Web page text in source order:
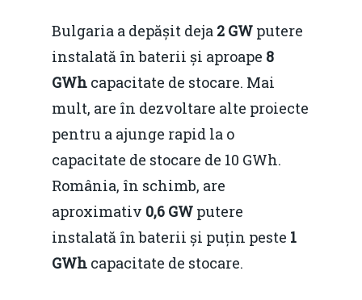
Bulgaria a depășit deja 2 GW putere
instalată în baterii și aproape 8
GWh capacitate de stocare. Mai
mult, are în dezvoltare alte proiecte
pentru a ajunge rapid la o
capacitate de stocare de 10 GWh.
România, în schimb, are
aproximativ 0,6 GW putere
instalată în baterii și puțin peste 1
GWh capacitate de stocare.